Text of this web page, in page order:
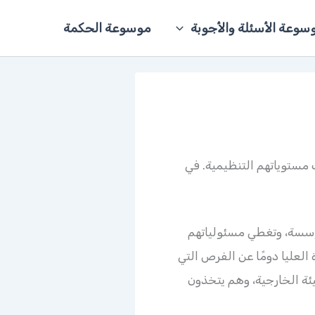
الأسئلة والأجوبة موسوعة الحكمة
مستوياتهم التنظيمية. في
وتغطي مسئولياتهم
العليا دومًا عن الفرص التي
الخارجية، وهم يتخذون